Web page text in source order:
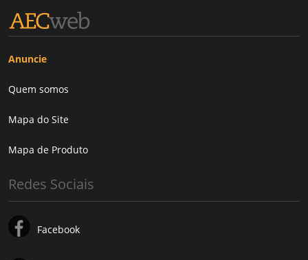
Anuncie
Quem somos
Mapa do Site
Mapa de Produto
Redes Sociais
Facebook